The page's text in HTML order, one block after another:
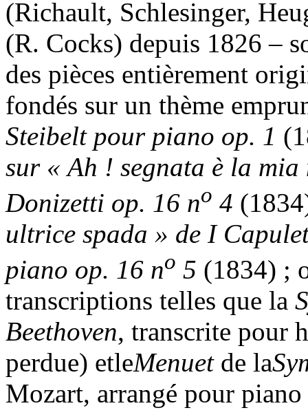
(Richault, Schlesinger,
(R. Cocks) depuis 1826 –
des pièces entièrement
fondés sur un thème
Steibelt pour piano op. 1
sur « Ah ! segnata è la
Donizetti op. 16 no 4
ultrice spada » de I
piano op. 16 no 5 (1834) ;
transcriptions telles que la
Beethoven, transcrite pour
perdue) etleMenuet de la
Mozart, arrangé pour